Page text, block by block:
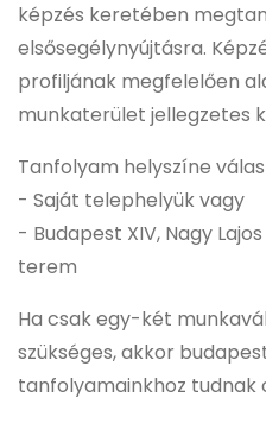
képzés keretében
elsősegélynyújtásra.
profiljának megfelelően
munkaterület jellegzetes
Tanfolyam helyszíne
- Saját telephelyük vagy
- Budapest XIV, Nagy
terem
Ha csak egy-két
szükséges, akkor
tanfolyamainkhoz tudnak